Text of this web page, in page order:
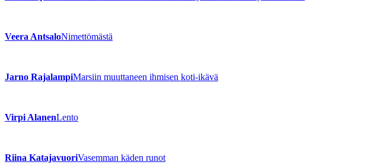
Veera AntsaloNimettömästä
Jarno RajalampiMarsiin muuttaneen ihmisen koti-ikävä
Virpi AlanenLento
Riina KatajavuoriVasemman käden runot